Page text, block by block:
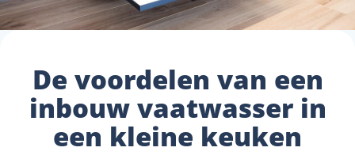
De voordelen van een
inbouw vaatwasser in
een kleine keuken